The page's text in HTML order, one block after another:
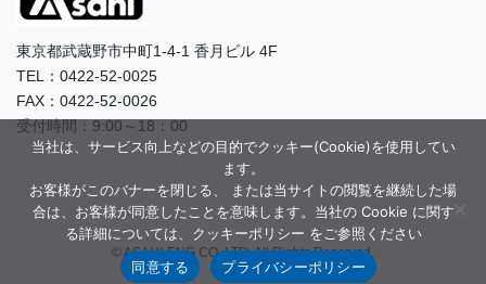
東京都武蔵野市中町1-4-1 香月ビル 4F
TEL：0422-52-0025
FAX：0422-52-0026
受付時間：9:00～18：00
© ASAHI-ENG CO.,LTD. All Rights Reserved.
当社は、サービス向上などの目的でクッキー(Cookie)を使用してい
ます。
お客様がこのバナーを閉じる、 または当サイトの閲覧を継続した場
合は、お客様が同意したことを意味します。当社の Cookie に関す
る詳細については、クッキーポリシー をご参照ください
同意する
プライバシーポリシー